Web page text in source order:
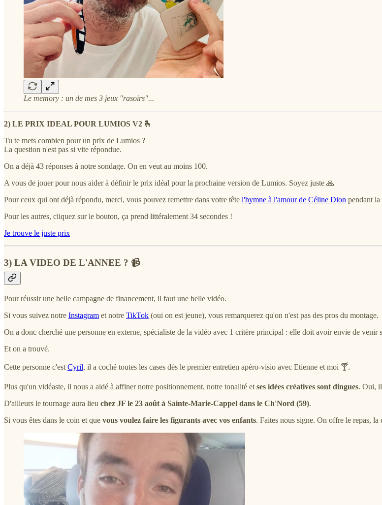
Le memory : un de mes 3 jeux "rasoirs"...
2) LE PRIX IDEAL POUR LUMIOS V2 🫰
Tu te mets combien pour un prix de Lumios ?
La question n'est pas si vite répondue.
On a déjà 43 réponses à notre sondage. On en veut au moins 100.
A vous de jouer pour nous aider à définir le prix idéal pour la prochaine version de Lumios. Soyez juste 🙏
Pour ceux qui ont déjà répondu, merci, vous pouvez remettre dans votre tête l'hymne à l'amour de Céline Dion pendant la
Pour les autres, cliquez sur le bouton, ça prend littéralement 34 secondes !
Je trouve le juste prix
3) LA VIDEO DE L'ANNEE ? 📹
Pour réussir une belle campagne de financement, il faut une belle vidéo.
Si vous suivez notre Instagram et notre TikTok (oui on est jeune), vous remarquerez qu'on n'est pas des pros du montage.
On a donc cherché une personne en externe, spécialiste de la vidéo avec 1 critère principal : elle doit avoir envie de venir
Et on a trouvé.
Cette personne c'est Cyril, il a coché toutes les cases dès le premier entretien apéro-visio avec Etienne et moi 🍸.
Plus qu'un vidéaste, il nous a aidé à affiner notre positionnement, notre tonalité et ses idées créatives sont dingues. Oui,
D'ailleurs le tournage aura lieu chez JF le 23 août à Sainte-Marie-Cappel dans le Ch'Nord (59).
Si vous êtes dans le coin et que vous voulez faire les figurants avec vos enfants. Faites nous signe. On offre le repas, la